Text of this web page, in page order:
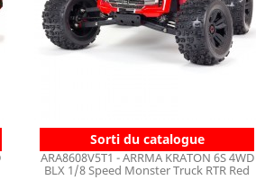
Sorti du catalogue
ARA8608V5T1 - ARRMA KRATON 6S 4WD
BLX 1/8 Speed Monster Truck RTR Red